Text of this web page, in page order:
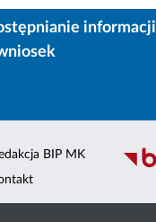
informacji
BIP MK